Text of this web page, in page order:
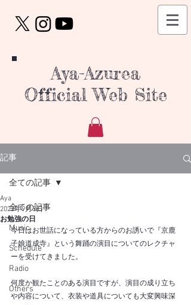
Aya-Azurea
Official Web Site
記事
全ての記事
Music
Schedule
Radio
Others
全ての記事
お勉強の日
Aya
2022年9月3日
今日はお世話になっている方からのお誘いで『京鹿
子娘道成寺』という舞踊の演目についてのレクチャ
ーを受けてきました。
何度か観たことのある演目ですが、演目の成り立ち
や内容について、衣装や道具についても大変興味深